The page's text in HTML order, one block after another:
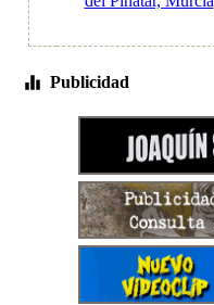
Publicidad